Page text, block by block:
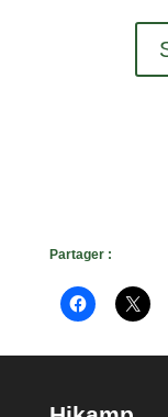
Partager :